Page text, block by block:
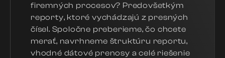
firemných procesov? Predovšetkým
reporty, ktoré vychádzajú z presných
čísel. Spoločne preberieme, čo chcete
merať, navrhneme štruktúru reportu,
vhodné dátové prenosy a celé riešenie